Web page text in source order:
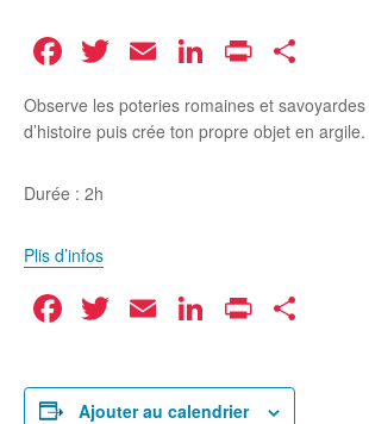
Facebook
Twitter
EmailLinkedIn
Print
Observe les poteries romaines et savoyardes
d’histoire puis crée ton propre objet en argile.
Durée : 2h
Plis d’infos
Facebook
Twitter
EmailLinkedIn
Print
Ajouter au calendrier